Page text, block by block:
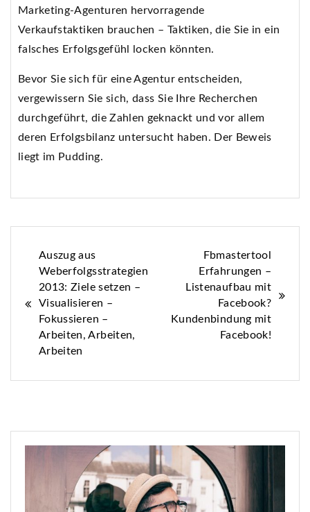
Marketing-Agenturen hervorragende
Verkaufstaktiken brauchen – Taktiken, die Sie in ein
falsches Erfolgsgefühl locken könnten.
Bevor Sie sich für eine Agentur entscheiden,
vergewissern Sie sich, dass Sie Ihre Recherchen
durchgeführt, die Zahlen geknackt und vor allem
deren Erfolgsbilanz untersucht haben. Der Beweis
liegt im Pudding.
Beitrags-
Navigation
Auszug aus
Weberfolgsstrategien
2013: Ziele setzen –
Visualisieren –
Fokussieren –
Arbeiten, Arbeiten,
Arbeiten
Fbmastertool
Erfahrungen –
Listenaufbau mit
Facebook?
Kundenbindung mit
Facebook!